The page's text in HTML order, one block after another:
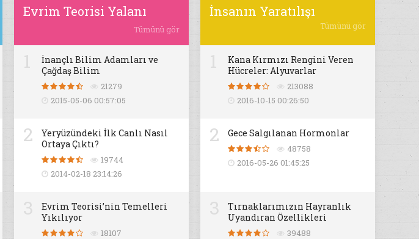
Evrim Teorisi Yalanı
Tümünü gör
İnançlı Bilim Adamları ve
Çağdaş Bilim
21279
2015-05-06 00:57:05
2
Yeryüzündeki İlk Canlı Nasıl
Ortaya Çıktı?
19744
2014-02-18 23:14:26
Evrim Teorisi’nin Temelleri
Yıkılıyor
18107
İnsanın Yaratılışı
Tümünü gör
Kana Kırmızı Rengini Veren
Hücreler: Alyuvarlar
213088
2016-10-15 00:26:50
2 Gece Salgılanan Hormonlar
48758
2016-05-26 01:45:25
Tırnaklarımızın Hayranlık
Uyandıran Özellikleri
39488